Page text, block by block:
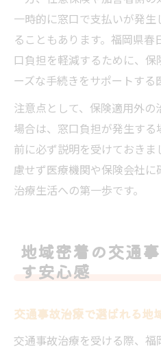
一時的に窓口で支払いが発
ることもあります。福岡県
口負担を軽減するために、
ーズな手続きをサポートする
注意点として、保険適用外
場合は、窓口負担が発生す
前に必ず説明を受けておき
慮せず医療機関や保険会社
治療生活への第一歩です。
地域密着の交通
す安心感
交通事故治療で選ばれる地
交通事故治療を受ける際、